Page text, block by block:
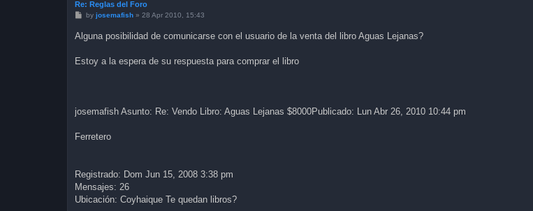
Re: Reglas del Foro
P
t
by josemafish» 28 Apr 2010, 15:43
Alguna posibilidad de comunicarse con el usuario de la venta del libro Aguas Lejanas?
Estoy a la espera de su respuesta para comprar el libro
josemafish Asunto: Re: Vendo Libro: Aguas Lejanas $8000Publicado: Lun Abr 26, 2010 10:44 pm
Ferretero
Registrado: Dom Jun 15, 2008 3:38 pm
Mensajes: 26
Ubicación: Coyhaique Te quedan libros?